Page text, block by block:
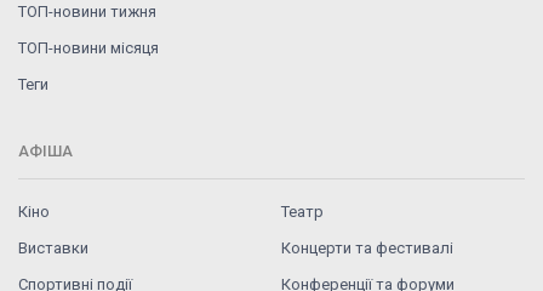
ТОП-новини тижня
ТОП-новини місяця
Теги
АФІША
Кіно
Театр
Виставки
Концерти та фестивалі
Спортивні події
Конференції та форуми